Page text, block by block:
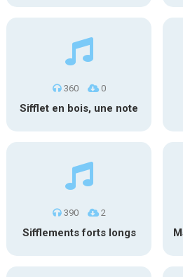
360 0
Sifflet en bois, une note
390 2
Sifflements forts longs